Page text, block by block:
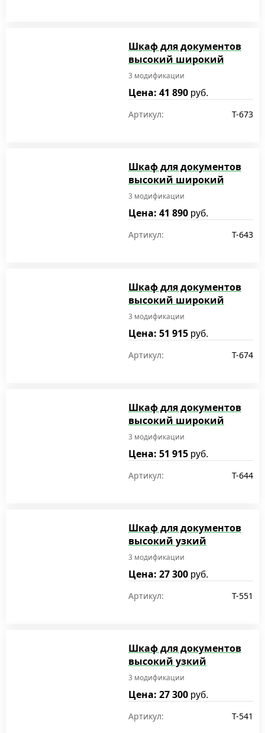
Шкаф для документов
высокий широкий
3 модификации
Цена: 41 890 руб.
Артикул: T-673
Шкаф для документов
высокий широкий
3 модификации
Цена: 41 890 руб.
Артикул: T-643
Шкаф для документов
высокий широкий
3 модификации
Цена: 51 915 руб.
Артикул: T-674
Шкаф для документов
высокий широкий
3 модификации
Цена: 51 915 руб.
Артикул: T-644
Шкаф для документов
высокий узкий
3 модификации
Цена: 27 300 руб.
Артикул: T-551
Шкаф для документов
высокий узкий
3 модификации
Цена: 27 300 руб.
Артикул: T-541